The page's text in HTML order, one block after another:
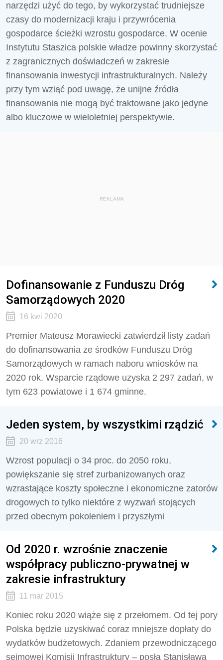
narzędzi użyć do tego, by wykorzystać trudniejsze
czasy do modernizacji kraju i przywrócenia
gospodarce ścieżki wzrostu gospodarce. W ocenie
Instytutu Staszica polskie władze powinny skorzystać
z zagranicznych doświadczeń w zakresie
finansowania inwestycji infrastrukturalnych. Należy
przy tym wziąć pod uwagę, że unijne źródła
finansowania nie mogą być traktowane jako jedyne
albo kluczowe w wieloletniej perspektywie.
REKLAMA
Dofinansowanie z Funduszu Dróg
Samorządowych 2020
16 kwi 2020
Premier Mateusz Morawiecki zatwierdził listy zadań
do dofinansowania ze środków Funduszu Dróg
Samorządowych w ramach naboru wniosków na
2020 rok. Wsparcie rządowe uzyska 2 297 zadań, w
tym 623 powiatowe i 1 674 gminne.
Jeden system, by wszystkimi rządzić
20 wrz 2016
Wzrost populacji o 34 proc. do 2050 roku,
powiększanie się stref zurbanizowanych oraz
wzrastające koszty społeczne i ekonomiczne zatorów
drogowych to tylko niektóre z wyzwań stojących
przed obecnym pokoleniem i przyszłymi
Od 2020 r. wzrośnie znaczenie
współpracy publiczno-prywatnej w
zakresie infrastruktury
11 mar 2015
Koniec roku 2020 wiąże się z przełomem. Od tej pory
Polska będzie uzyskiwać coraz mniejsze dopłaty do
wydatków budżetowych. Zdaniem przewodniczącego
sejmowej Komisji Infrastruktury – posła Stanisława